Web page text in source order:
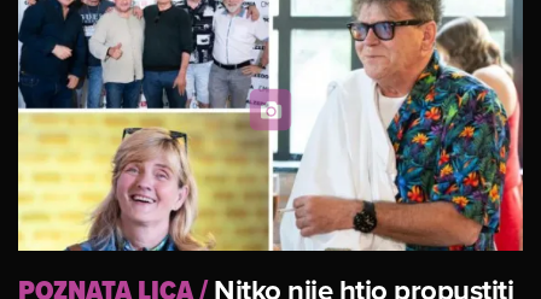
POZNATA LICA/Nitko nije htio propustiti